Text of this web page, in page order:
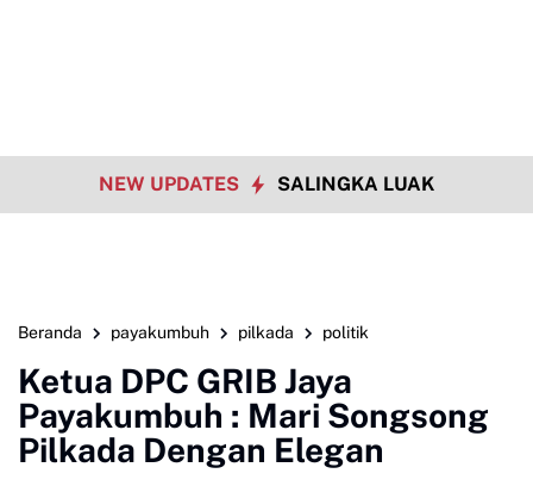
NEW UPDATES SALINGKA LUAK
Beranda payakumbuh pilkada politik
Ketua DPC GRIB Jaya
Payakumbuh : Mari Songsong
Pilkada Dengan Elegan